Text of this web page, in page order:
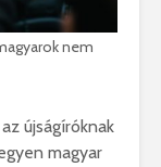
nem
újságíróknak
magyar